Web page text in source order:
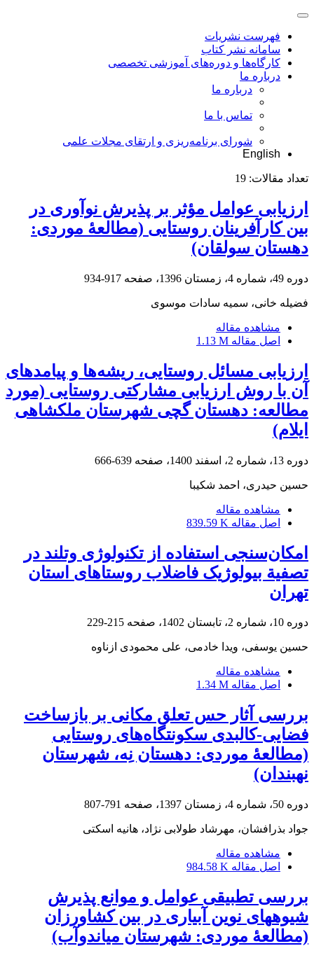
فهرست نشریات
سامانه نشر کتاب
کارگاه‌ها و دوره‌های آموزشی تخصصی
درباره ما
درباره ما
تماس با ما
شورای برنامه‌ریزی و ارتقای مجلات علمی
English
تعداد مقالات: 19
ارزیابی عوامل مؤثر بر پذیرش نوآوری در
بین کارآفرینان روستایی (مطالعۀ موردی:
دهستان سولقان)
دوره 49، شماره 4، زمستان 1396، صفحه 917-934
فضیله خانی، سمیه سادات موسوی
مشاهده مقاله
اصل مقاله 1.13 M
ارزیابی مسائل روستایی، ریشه‌ها و پیامدهای
آن با روش ارزیابی مشارکتی روستایی (مورد
مطالعه: دهستان گچی شهرستان ملکشاهی
ایلام)
دوره 13، شماره 2، اسفند 1400، صفحه 639-666
حسین حیدری، احمد شکیبا
مشاهده مقاله
اصل مقاله 839.59 K
امکان‌سنجی استفاده از تکنولوژی وتلند در
تصفیة بیولوژیک فاضلاب روستاهای استان
تهران
دوره 10، شماره 2، تابستان 1402، صفحه 215-229
حسین یوسفی، ویدا خادمی، علی محمودی ازناوه
مشاهده مقاله
اصل مقاله 1.34 M
بررسی آثار حس تعلق ‌مکانی بر بازساخت
فضایی-کالبدی سکونتگاه‌های روستایی
(مطالعۀ موردی: دهستان نِه، شهرستان
نهبندان)
دوره 50، شماره 4، زمستان 1397، صفحه 791-807
جواد بذرافشان، مهرشاد طولابی نژاد، هانیه اسکتی
مشاهده مقاله
اصل مقاله 984.58 K
بررسی تطبیقی عوامل و موانع پذیرش
شیوه‎های نوین آبیاری در بین کشاورزان
(مطالعۀ موردی: شهرستان میاندوآب)